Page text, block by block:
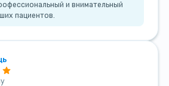
и внимательный
пациентов.